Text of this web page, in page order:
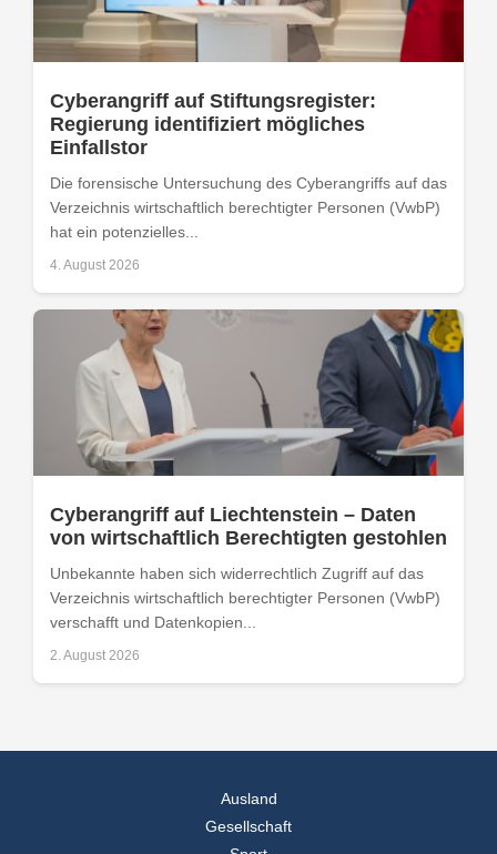
Cyberangriff auf Stiftungsregister:
Regierung identifiziert mögliches
Einfallstor
Die forensische Untersuchung des Cyberangriffs auf das
Verzeichnis wirtschaftlich berechtigter Personen (VwbP)
hat ein potenzielles...
4. August 2026
Cyberangriff auf Liechtenstein – Daten
von wirtschaftlich Berechtigten gestohlen
Unbekannte haben sich widerrechtlich Zugriff auf das
Verzeichnis wirtschaftlich berechtigter Personen (VwbP)
verschafft und Datenkopien...
2. August 2026
Ausland
Gesellschaft